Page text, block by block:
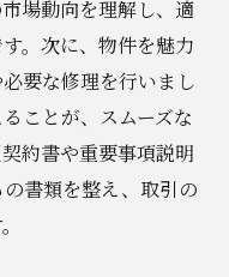
場動向を理解し、適
。次に、物件を魅力
要な修理を行いまし
ことが、スムーズな
約書や重要事項説明
書類を整え、取引の